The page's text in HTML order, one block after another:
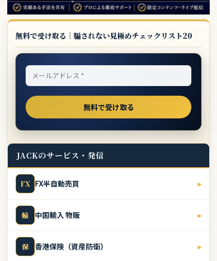
無料で受け取る｜騙されない見極めチェックリスト20
JACKのサービス・発信
FX FX半自動売買 ▸
輸 中国輸入 物販 ▸
保 香港保険（資産防衛） ▸